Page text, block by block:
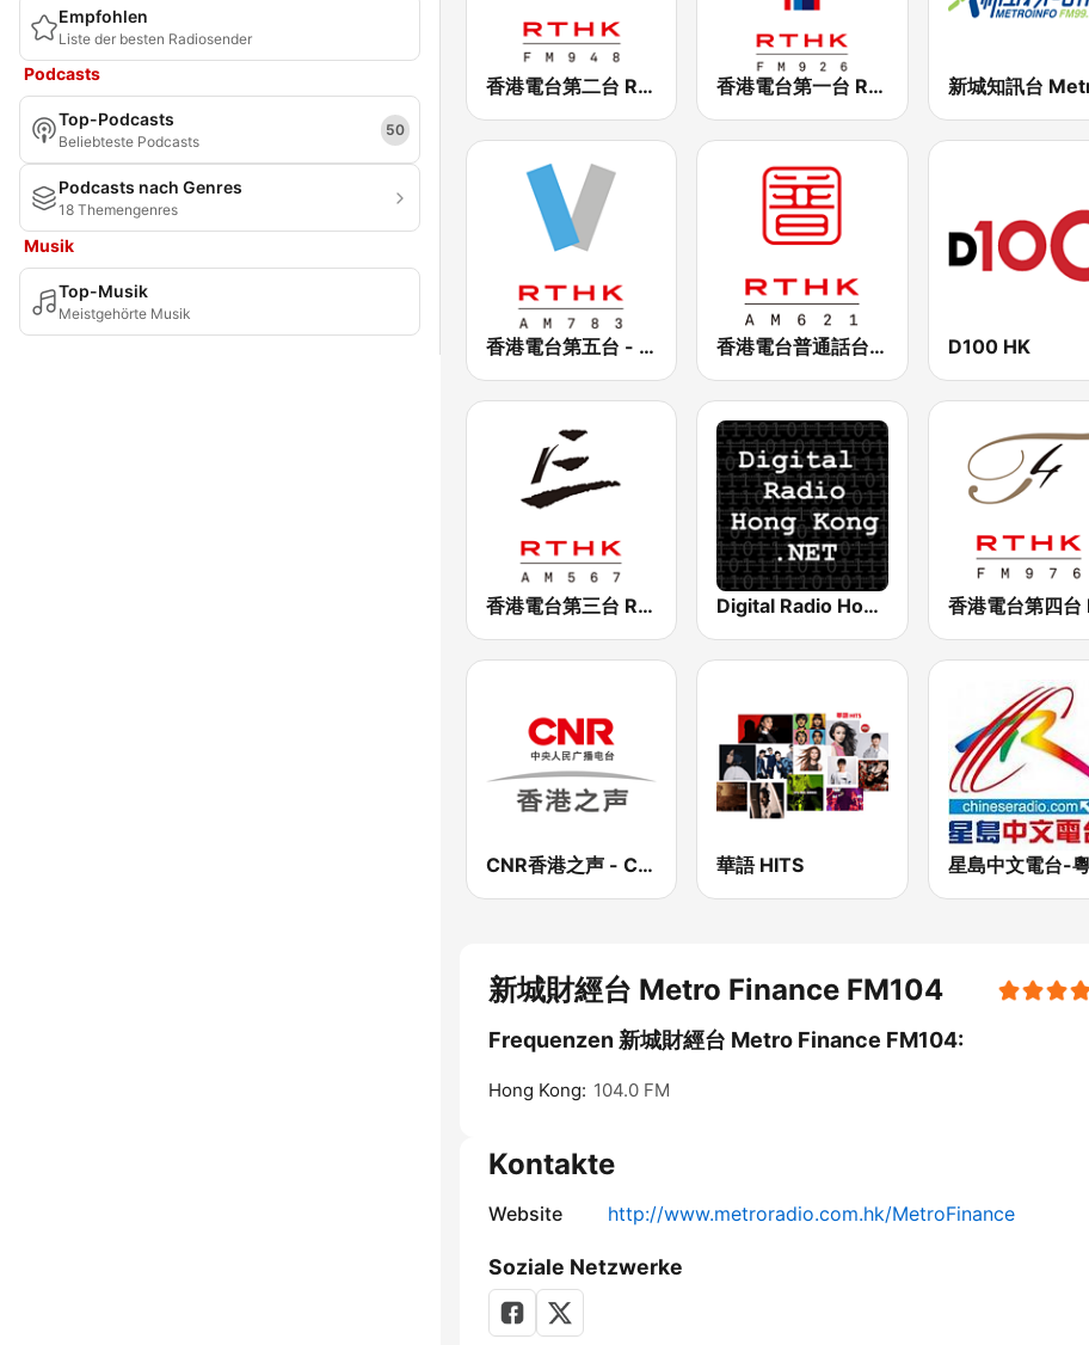
Empfohlen
Liste der besten Radiosender
Podcasts
Top-Podcasts
Beliebteste Podcasts
50
Podcasts nach Genres
18 Themengenres
Musik
Top-Musik
Meistgehörte Musik
香港電台第二台 RTHK Radio 2 香港電台第一台 RTHK Radio 1
香港電台第五台 - RTHK Radio 5 香港電台普通話台 RTHK Radio D100 HK
香港電台第三台 RTHK Radio 3 Digital Radio Hong Kong
CNR香港之声 - CNR Voice of Hong Kong 華語 HITS
新城財經台 Metro Finance FM104
Frequenzen 新城財經台 Metro Finance FM104:
Hong Kong: 104.0 FM
Kontakte
Website http://www.metroradio.com.hk/MetroFinance
Soziale Netzwerke